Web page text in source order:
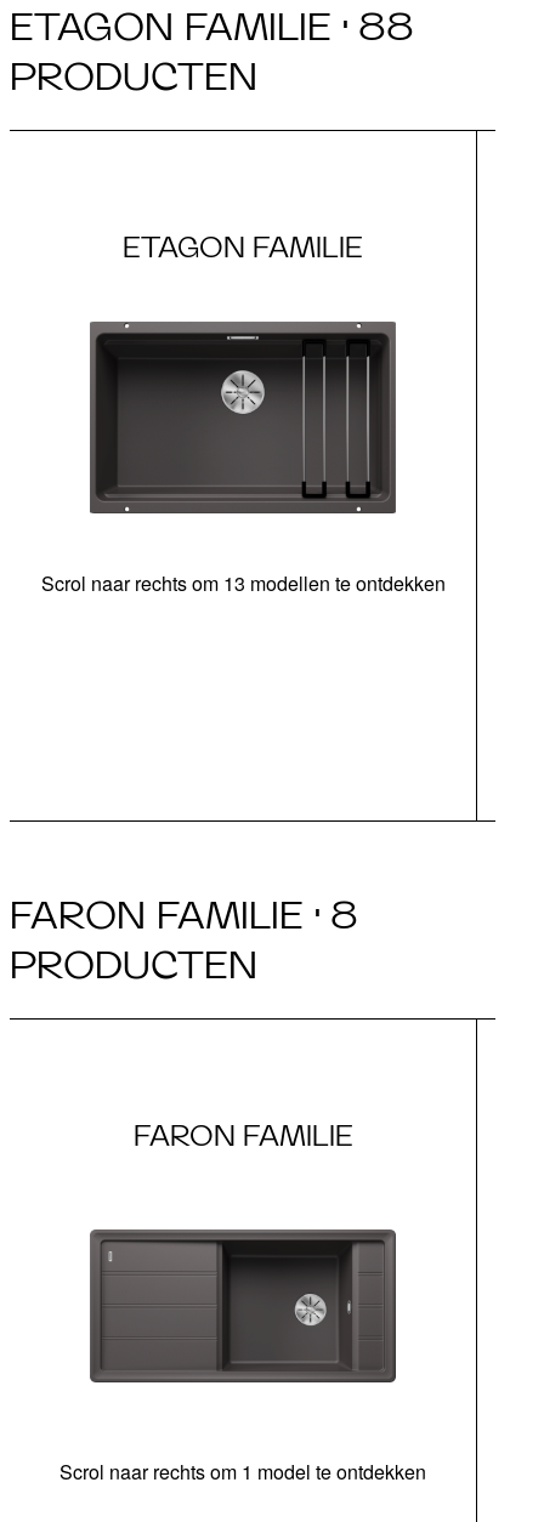
ETAGON FAMILIE · 88
PRODUCTEN
ETAGON FAMILIE
Scrol naar rechts om 13 modellen te ontdekken
FARON FAMILIE · 8
PRODUCTEN
FARON FAMILIE
Scrol naar rechts om 1 model te ontdekken